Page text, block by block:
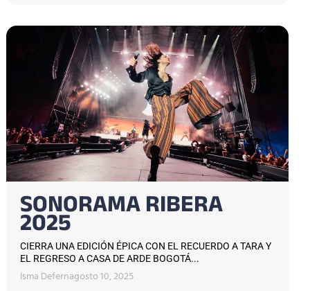
SONORAMA RIBERA
2025
CIERRA UNA EDICIÓN ÉPICA CON EL RECUERDO A TARA Y
EL REGRESO A CASA DE ARDE BOGOTÁ...
Isma Defernagosto 10, 2025